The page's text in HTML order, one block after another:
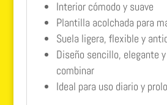
Interior cómodo y suave
Plantilla acolchada para
Suela ligera, flexible y
Diseño sencillo, elegante
combinar
Ideal para uso diario y